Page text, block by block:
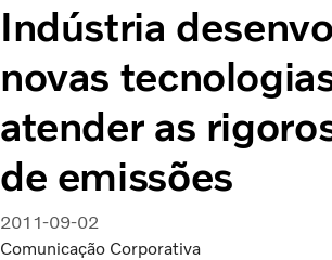
Sustentabilidade e Segurança
Indústria
novas
atender as
de emissões
2011-09-02
Comunicação Corporativa